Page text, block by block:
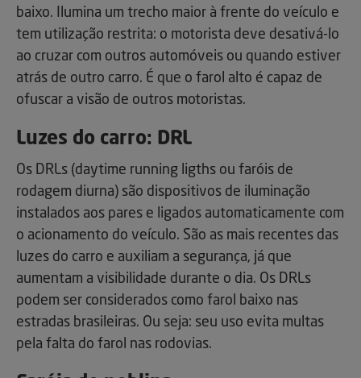
baixo. Ilumina um trecho maior à frente do veículo e
tem utilização restrita: o motorista deve desativá-lo
ao cruzar com outros automóveis ou quando estiver
atrás de outro carro. É que o farol alto é capaz de
ofuscar a visão de outros motoristas.
Luzes do carro: DRL
Os DRLs (daytime running ligths ou faróis de
rodagem diurna) são dispositivos de iluminação
instalados aos pares e ligados automaticamente com
o acionamento do veículo. São as mais recentes das
luzes do carro e auxiliam a segurança, já que
aumentam a visibilidade durante o dia. Os DRLs
podem ser considerados como farol baixo nas
estradas brasileiras. Ou seja: seu uso evita multas
pela falta do farol nas rodovias.